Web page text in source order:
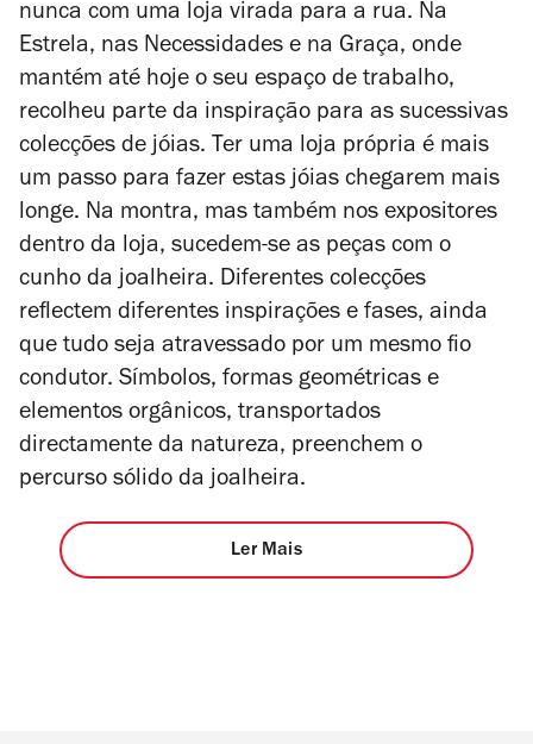
nunca com uma loja virada para a rua. Na
Estrela, nas Necessidades e na Graça, onde
mantém até hoje o seu espaço de trabalho,
recolheu parte da inspiração para as sucessivas
colecções de jóias. Ter uma loja própria é mais
um passo para fazer estas jóias chegarem mais
longe. Na montra, mas também nos expositores
dentro da loja, sucedem-se as peças com o
cunho da joalheira. Diferentes colecções
reflectem diferentes inspirações e fases, ainda
que tudo seja atravessado por um mesmo fio
condutor. Símbolos, formas geométricas e
elementos orgânicos, transportados
directamente da natureza, preenchem o
percurso sólido da joalheira.
Ler Mais